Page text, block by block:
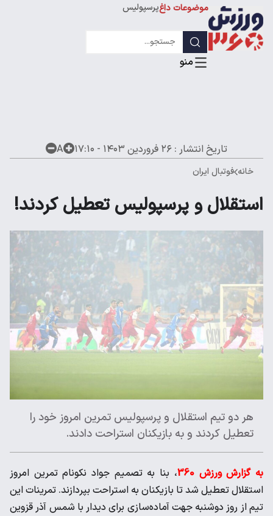
موضوعات داغپرسپولیس
لیگ قهرمانان
تاریخ انتشار : ۲۶ فروردین ۱۴۰۳ - ۱۷:۱۰ A
خانه فوتبال ایران
استقلال و پرسپولیس تعطیل کردند!
هر دو تیم استقلال و پرسپولیس تمرین امروز خود را
تعطیل کردند و به بازیکنان استراحت دادند.
به گزارش ورزش 360
، بنا به تصمیم جواد نکونام تمرین امروز
استقلال تعطیل شد تا بازیکنان به استراحت بپردازند. تمرینات این
تیم از روز دوشنبه جهت آماده‌سازی برای دیدار با شمس آذر قزوین